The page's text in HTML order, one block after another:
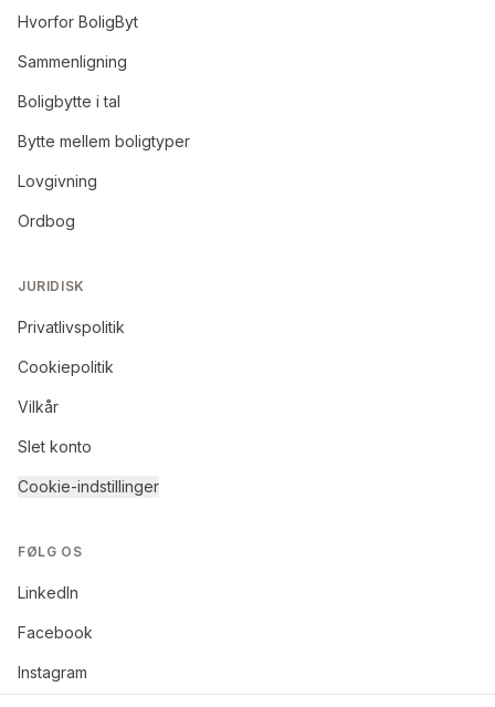
Hvorfor BoligByt
Sammenligning
Boligbytte i tal
Bytte mellem boligtyper
Lovgivning
Ordbog
JURIDISK
Privatlivspolitik
Cookiepolitik
Vilkår
Slet konto
Cookie-indstillinger
FØLG OS
LinkedIn
Facebook
Instagram